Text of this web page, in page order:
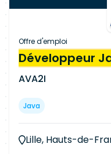
Offre d'emploi
Développeur
AVA2I
Java
Lille, Hauts-de-